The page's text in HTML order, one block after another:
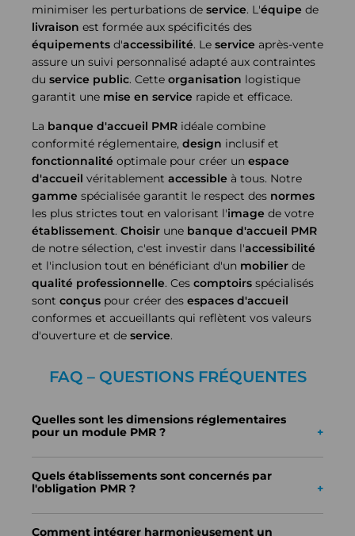
minimiser les perturbations de service. L'équipe de
livraison est formée aux spécificités des
équipements d'accessibilité. Le service après-vente
assure un suivi personnalisé adapté aux contraintes
du service public. Cette organisation logistique
garantit une mise en service rapide et efficace.
La banque d'accueil PMR idéale combine
conformité réglementaire, design inclusif et
fonctionnalité optimale pour créer un espace
d'accueil véritablement accessible à tous. Notre
gamme spécialisée garantit le respect des normes
les plus strictes tout en valorisant l'image de votre
établissement. Choisir une banque d'accueil PMR
de notre sélection, c'est investir dans l'accessibilité
et l'inclusion tout en bénéficiant d'un mobilier de
qualité professionnelle. Ces comptoirs spécialisés
sont conçus pour créer des espaces d'accueil
conformes et accueillants qui reflètent vos valeurs
d'ouverture et de service.
FAQ – QUESTIONS FRÉQUENTES
Quelles sont les dimensions réglementaires
pour un module PMR ?
largeurminimale de 60 cm. L'espace libresous le
comptoirdoit mesurer au moins 70 cm de
hauteur
enfauteuil roulant. Cesdimensionssont
obligatoires dans tous lesERP.
Quels établissements sont concernés par
l'obligation PMR ?
administratifs, mairies, écoles,entreprisesprivées
Comment intégrer harmonieusement un